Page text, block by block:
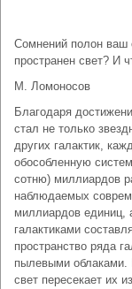
Сомнений полон ваш
пространен свет? И
М. Ломоносов
Благодаря
стал не только
других галактик,
обособленную
сотню) миллиардов
наблюдаемых
миллиардов единиц,
галактиками
пространство ряда
пылевыми облаками.
свет пересекает их